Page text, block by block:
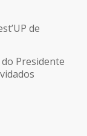
de
Presidente